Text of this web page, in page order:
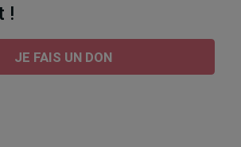
!
JE FAIS UN DON